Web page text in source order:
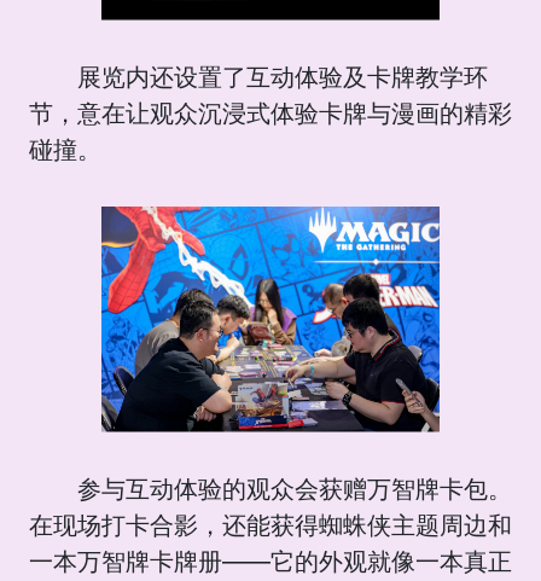
展览内还设置了互动体验及卡牌教学环
节，意在让观众沉浸式体验卡牌与漫画的精彩
碰撞。
参与互动体验的观众会获赠万智牌卡包。
在现场打卡合影，还能获得蜘蛛侠主题周边和
一本万智牌卡牌册——它的外观就像一本真正